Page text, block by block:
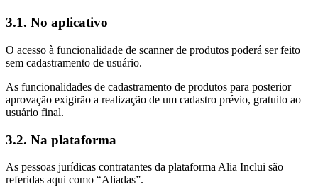
3.1. No aplicativo
O acesso à funcionalidade de scanner de produtos poderá ser feito
sem cadastramento de usuário.
As funcionalidades de cadastramento de produtos para posterior
aprovação exigirão a realização de um cadastro prévio, gratuito ao
usuário final.
3.2. Na plataforma
As pessoas jurídicas contratantes da plataforma Alia Inclui são
referidas aqui como “Aliadas”.